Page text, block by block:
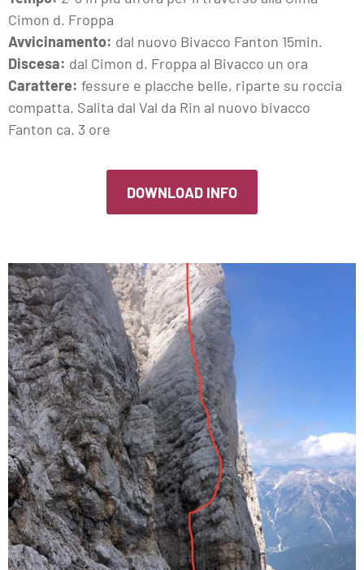
Cimon d. Froppa
Avvicinamento: dal nuovo Bivacco Fanton 15min.
Discesa: dal Cimon d. Froppa al Bivacco un ora
Carattere: fessure e placche belle, riparte su roccia
compatta. Salita dal Val da Rin al nuovo bivacco
Fanton ca. 3 ore
DOWNLOAD INFO